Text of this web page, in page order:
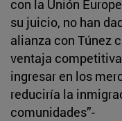
con la Unión
su juicio, no han
alianza con Túnez
ventaja
ingresar en los
reduciría la
comunidades”-